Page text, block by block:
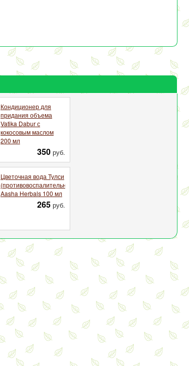
Кондиционер для
придания объема
Vatika Dabur с
кокосовым маслом
200 мл
350 руб.
Цветочная вода Тулси
(противовоспалительная)
Aasha Herbals 100 мл
265 руб.